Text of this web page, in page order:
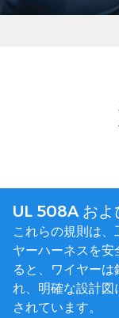
UL 508A お
これらの規則は
ヤーハーネスを安
ると、ワイヤー
れ、明確な設計図
されています。